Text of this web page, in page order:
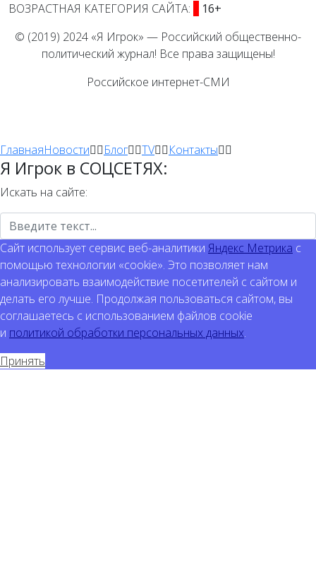
ВОЗРАСТНАЯ КАТЕГОРИЯ САЙТА:
16+
© (2019) 2024 «Я Игрок» — Российский общественно-
политический журнал! Все права защищены!
Российское интернет-СМИ
ГлавнаяНовости Блог TV Контакты
Я Игрок в СОЦСЕТЯХ:
Искать на сайте:
Сайт использует сервис веб-аналитики Яндекс Метрика с
помощью технологии «cookie». Это позволяет нам
анализировать взаимодействие посетителей с сайтом и
делать его лучше. Продолжая пользоваться сайтом, вы
соглашаетесь с использованием файлов cookie
и политикой обработки персональных данных.
Принять